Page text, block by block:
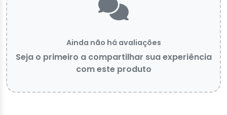
Ainda não há avaliações
Seja o primeiro a compartilhar sua experiência
com este produto